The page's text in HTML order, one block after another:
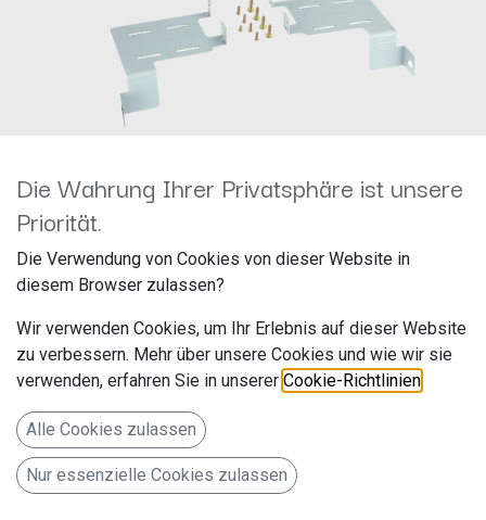
2-DIN RB Honda CR-V 2017 -
2021 schwarz 381130-22
Hersteller: ACV
Artikelnummer: 381130-22
acv GmbH
41812 Erkelenz
Deutschland www.acvgmbh.de
Die Wahrung Ihrer Privatsphäre ist unsere
Priorität.
Die Verwendung von Cookies von dieser Website in
diesem Browser zulassen?
Wir verwenden Cookies, um Ihr Erlebnis auf dieser Website
zu verbessern. Mehr über unsere Cookies und wie wir sie
verwenden, erfahren Sie in unserer Cookie-Richtlinien
Alle Cookies zulassen
Nur essenzielle Cookies zulassen